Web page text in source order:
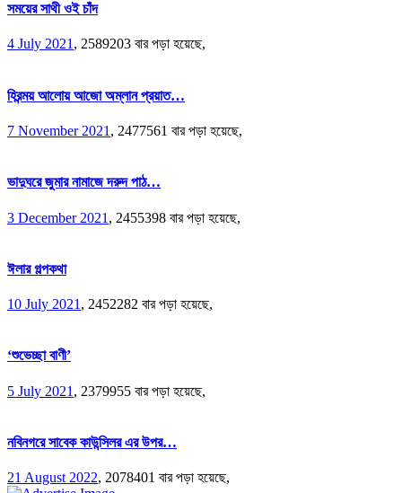
সময়ের সাথী ওই চাঁদ
4 July 2021, 2589203 বার পড়া হয়েছে,
হিরন্ময় আলোয় আজো অম্লান প্রয়াত…
7 November 2021 , 2477561 বার পড়া হয়েছে,
ভাদুঘরে জুমার নামাজে দরুদ পাঠ…
3 December 2021 , 2455398 বার পড়া হয়েছে,
ঈলার গল্পকথা
10 July 2021 , 2452282 বার পড়া হয়েছে,
‘শুভেচ্ছা বাণী’
5 July 2021 , 2379955 বার পড়া হয়েছে,
নবিনগরে সাবেক কাউন্সিলর এর উপর…
21 August 2022, 2078401 বার পড়া হয়েছে,